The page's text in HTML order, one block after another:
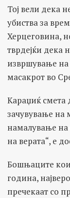
Тој вели дека
убиства за
Херцеговина,
тврдејќи дека
извршување на
масакрот во
Караџиќ смета
зачувување на
намалување на
на верата“, е
Бошњаците кои
година,
пречекаат со